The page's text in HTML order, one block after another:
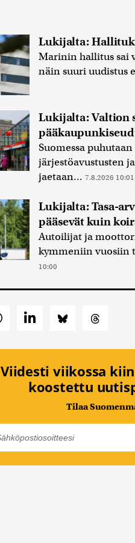
Lukijalta:
Marinin hallitus sai
näin suuri uudistus
Lukijalta: Valtion
Suomessa
järjestöavustusten
jaetaan... 7.8.2026 10:01
Lukijalta: Tasa-
pääsevät kuin
Autoilijat ja
kymmeniin vuosiin
10:00
Viidesti viikossa
koostettu
Tilaa